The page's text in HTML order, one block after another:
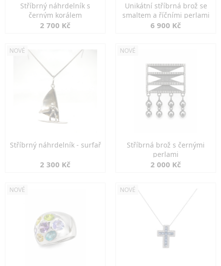
Stříbrný náhrdelník s
černým korálem
2 700 Kč
Unikátní stříbrná brož se
smaltem a říčními perlami
6 900 Kč
NOVÉ
Stříbrný náhrdelník - surfař
2 300 Kč
NOVÉ
Stříbrná brož s černými
perlami
2 000 Kč
NOVÉ NOVÉ